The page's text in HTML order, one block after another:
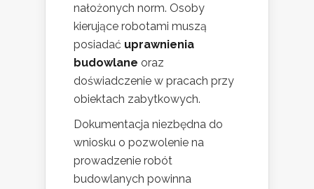
nałożonych norm. Osoby
kierujące robotami muszą
posiadać uprawnienia
budowlane oraz
doświadczenie w pracach przy
obiektach zabytkowych.
Dokumentacja niezbędna do
wniosku o pozwolenie na
prowadzenie robót
budowlanych powinna